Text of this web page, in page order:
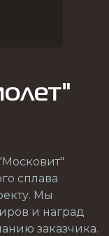
сплава
Мы
и наград
заказчика.